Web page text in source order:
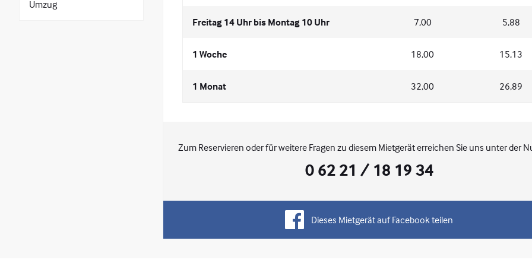
Umzug
Freitag 14 Uhr bis Montag 10 Uhr 7,00 5,88
1 Woche 18,00 15,13
1 Monat 32,00 26,89
Zum Reservieren oder für weitere Fragen zu diesem Mietgerät erreichen Sie uns unter der
0 62 21 / 18 19 34
Dieses Mietgerät auf Facebook teilen